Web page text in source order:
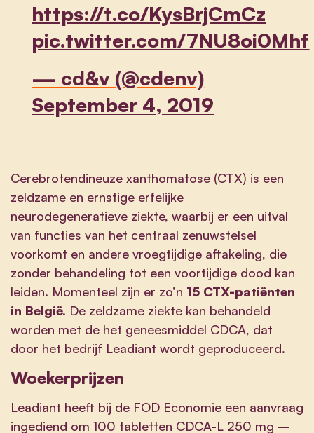
https://t.co/KysBrjCmCz
pic.twitter.com/7NU8oi0Mhf
— cd&v (@cdenv)
September 4, 2019
Cerebrotendineuze xanthomatose (CTX) is een
zeldzame en ernstige erfelijke
neurodegeneratieve ziekte, waarbij er een uitval
van functies van het centraal zenuwstelsel
voorkomt en andere vroegtijdige aftakeling, die
zonder behandeling tot een voortijdige dood kan
leiden. Momenteel zijn er zo’n 15 CTX-patiënten
in België. De zeldzame ziekte kan behandeld
worden met de het geneesmiddel CDCA, dat
door het bedrijf Leadiant wordt geproduceerd.
Woekerprijzen
Leadiant heeft bij de FOD Economie een aanvraag
ingediend om 100 tabletten CDCA-L 250 mg –